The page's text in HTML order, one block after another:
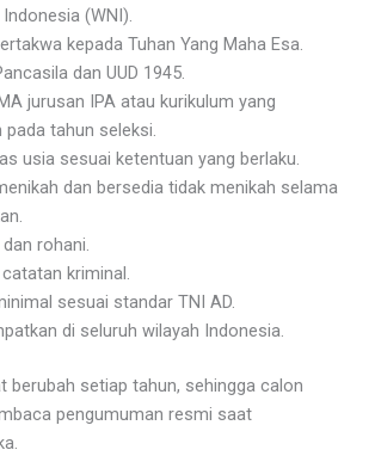
(WNI).
kepada Tuhan Yang Maha Esa.
dan UUD 1945.
jurusan IPA atau kurikulum yang
pada tahun seleksi.
usia sesuai ketentuan yang berlaku.
dan bersedia tidak menikah selama
rohani.
kriminal.
sesuai standar TNI AD.
di seluruh wilayah Indonesia.
berubah setiap tahun, sehingga calon
pengumuman resmi saat